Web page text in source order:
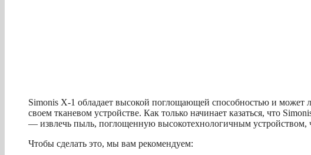
Simonis X-1 обладает высокой поглощающей способностью и может
своем тканевом устройстве. Как только начинает казаться, что
— извлечь пыль, поглощенную высокотехнологичным устройством,
Чтобы сделать это, мы вам рекомендуем: